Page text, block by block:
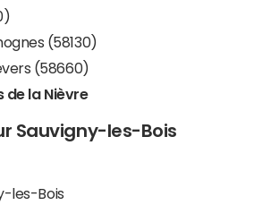
(58130)
(58660)
de la Nièvre
Sauvigny-les-Bois
les-Bois